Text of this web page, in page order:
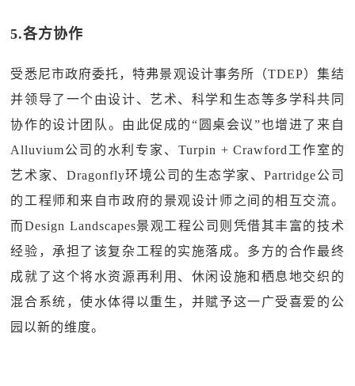
5.各方协作
受悉尼市政府委托，特弗景观设计事务所（TDEP）集结
并领导了一个由设计、艺术、科学和生态等多学科共同
协作的设计团队。由此促成的“圆桌会议”也增进了来自
Alluvium公司的水利专家、Turpin + Crawford工作室的
艺术家、Dragonfly环境公司的生态学家、Partridge公司
的工程师和来自市政府的景观设计师之间的相互交流。
而Design Landscapes景观工程公司则凭借其丰富的技术
经验，承担了该复杂工程的实施落成。多方的合作最终
成就了这个将水资源再利用、休闲设施和栖息地交织的
混合系统，使水体得以重生，并赋予这一广受喜爱的公
园以新的维度。